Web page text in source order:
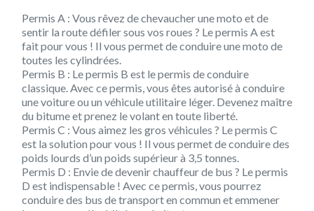
Permis A : Vous rêvez de chevaucher une moto et de
sentir la route défiler sous vos roues ? Le permis A est
fait pour vous ! Il vous permet de conduire une moto de
toutes les cylindrées.
Permis B : Le permis B est le permis de conduire
classique. Avec ce permis, vous êtes autorisé à conduire
une voiture ou un véhicule utilitaire léger. Devenez maître
du bitume et prenez le volant en toute liberté.
Permis C : Vous aimez les gros véhicules ? Le permis C
est la solution pour vous ! Il vous permet de conduire des
poids lourds d’un poids supérieur à 3,5 tonnes.
Permis D : Envie de devenir chauffeur de bus ? Le permis
D est indispensable ! Avec ce permis, vous pourrez
conduire des bus de transport en commun et emmener